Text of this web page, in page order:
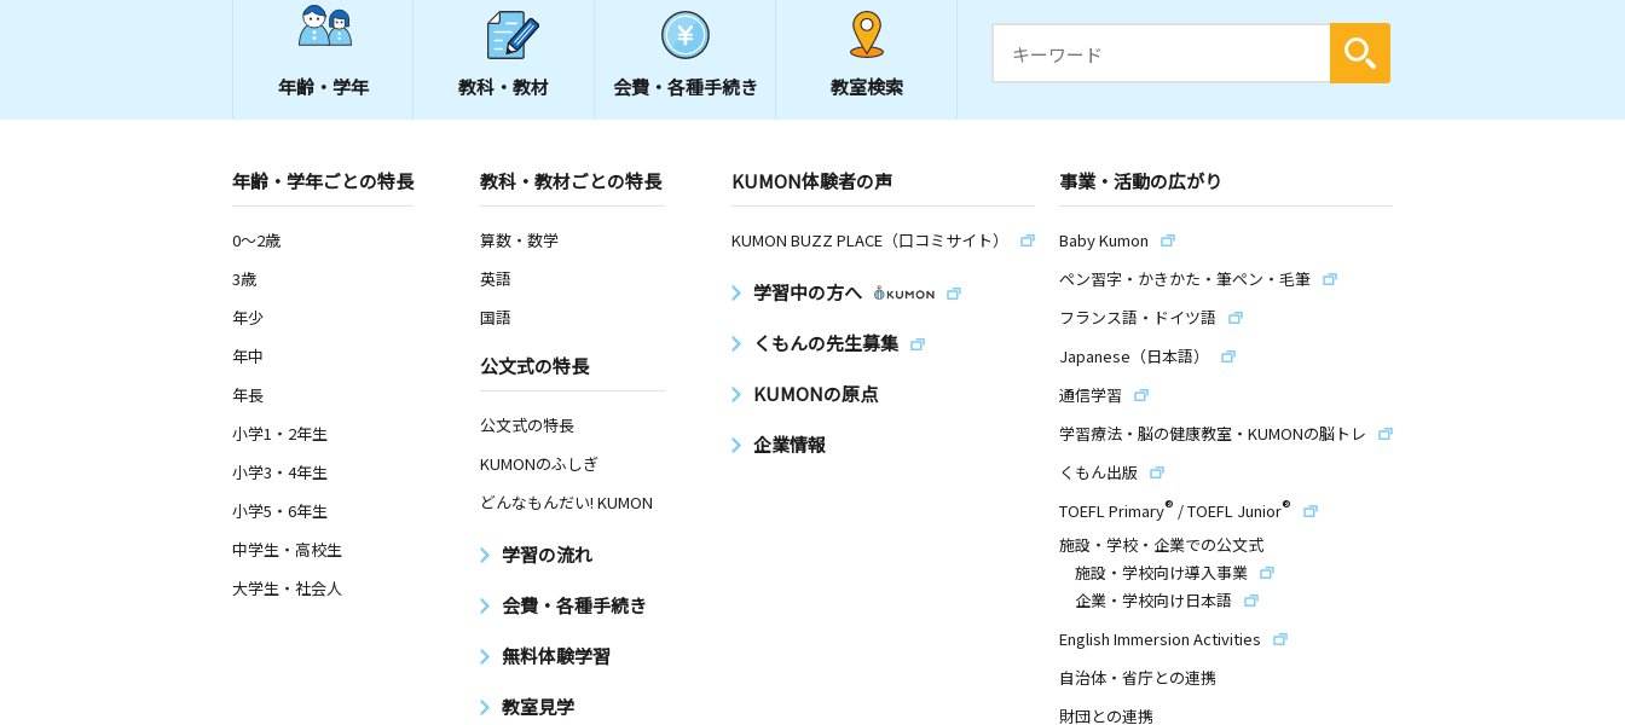
年齢・学年 教科・教材 会費・ 各種手続き 教室検索
年齢・学年ごとの特長
0～2歳
3歳
年少
年中
年長
小学1・2年生
小学3・4年生
小学5・6年生
中学生・高校生
大学生・社会人
教科・教材ごとの特長
算数・数学
英語
国語
公文式の特長
公文式の特長
KUMONのふしぎ
どんなもんだい! KUMON
学習の流れ
会費・各種手続き
無料体験学習
教室見学
KUMON体験者の声
KUMON BUZZ PLACE（口コミサイト）
学習中の方へ
くもんの先生募集
KUMONの原点
企業情報
事業・活動の広がり
Baby Kumon
ペン習字・かきかた・筆ペン・毛筆
フランス語・ドイツ語
Japanese（日本語）
通信学習
学習療法・脳の健康教室・KUMONの脳トレ
くもん出版
TOEFL Primary® /TOEFL Junior®
施設・学校・企業での公文式
施設・学校向け導入事業
企業・学校向け日本語
English Immersion Activities
自治体・省庁との連携
財団との連携